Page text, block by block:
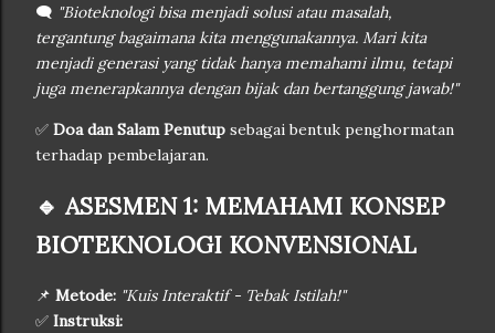
🗨️ "Bioteknologi bisa menjadi solusi atau masalah,
tergantung bagaimana kita menggunakannya. Mari kita
menjadi generasi yang tidak hanya memahami ilmu, tetapi
juga menerapkannya dengan bijak dan bertanggung jawab!"
✅ Doa dan Salam Penutup sebagai bentuk penghormatan
terhadap pembelajaran.
🔹 ASESMEN 1: MEMAHAMI KONSEP
BIOTEKNOLOGI KONVENSIONAL
📌 Metode: "Kuis Interaktif - Tebak Istilah!"
✅ Instruksi: